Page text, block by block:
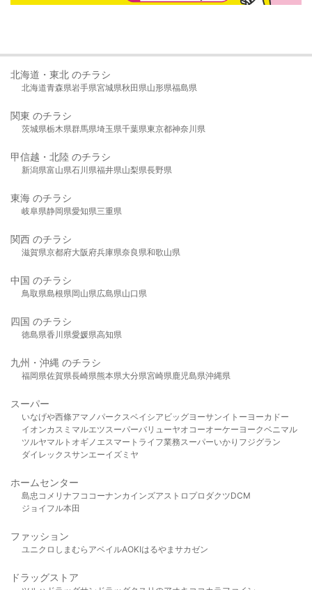
北海道・東北 のチラシ
北海道青森県岩手県宮城県秋田県山形県福島県
関東 のチラシ
茨城県栃木県群馬県埼玉県千葉県東京都神奈川県
甲信越・北陸 のチラシ
新潟県富山県石川県福井県山梨県長野県
東海 のチラシ
岐阜県静岡県愛知県三重県
関西 のチラシ
滋賀県京都府大阪府兵庫県奈良県和歌山県
中国 のチラシ
鳥取県島根県岡山県広島県山口県
四国 のチラシ
徳島県香川県愛媛県高知県
九州・沖縄 のチラシ
福岡県佐賀県長崎県熊本県大分県宮崎県鹿児島県沖縄県
スーパー
いなげや西條アマノパークスベイシア ビッグヨーサンイトーヨーカドー
イオンカスミ マルエツスーパーバリューヤオコーオーケー ヨークベニマル
ツルヤマルト オギノ エスマート ライフ業務スーパーいかり フジグラン
ダイレックスサンエーイズミヤ
ホームセンター
島忠 コメリ ナフコ コーナンカインズアストロプロダクツDCM
ジョイフル本田
ファッション
ユニクロ しまむら アベイルAOKIはるやま サカゼン
ドラッグストア